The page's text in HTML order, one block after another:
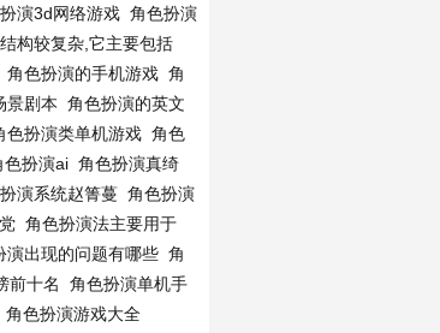
演3d网络游戏 角色扮演
构较复杂,它主要包括
角色扮演的手机游戏 角
景剧本 角色扮演的英文
色扮演类单机游戏 角色
色扮演ai 角色扮演真绮
演系统赵箐蔓 角色扮演
角色扮演法主要用于
演出现的问题有哪些 角
前十名
角色扮演单机手
角色扮演游戏大全